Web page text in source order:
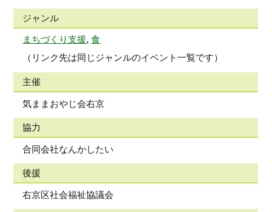
ジャンル
まちづくり支援,食
（リンク先は同じジャンルのイベント一覧です）
主催
気ままおやじ会右京
協力
合同会社なんかしたい
後援
右京区社会福祉協議会